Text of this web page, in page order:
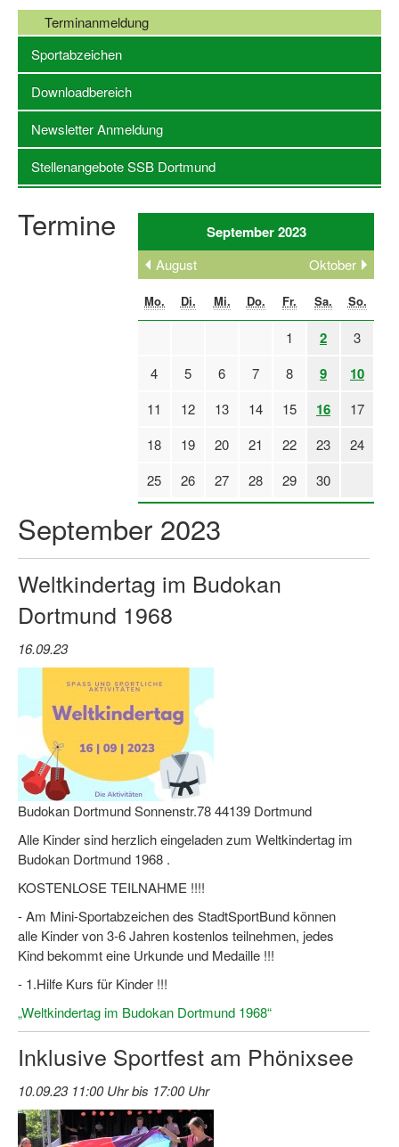
Stellenangebote SSB Dortmund
Vereine
Übungsleiterbörse
Sportanlagen in Dortmund
Olympiabewerbung
Kinderschutz im Sport
Fördermöglichkeiten
Vereinsberatung
Übersicht Qualifizierungswege
Fachtag Bildung braucht Bewegung
Anmeldeformular / Anmeldebedingungen
Bezuschussung Qualifizierung für Dortmunder
Projekte
Open Sports Day
Dortmund lernt Schwimmen
Mädchen in Mannschaftssportarten
Bewegungszwerge
Bewegungskindergarten
Mini-Sportabzeichen
Sportgutschein 4.0
SportartCheck
Sport im Ganztag
Sport vor Ort
Integration durch Sport
Terminanmeldung
Sportabzeichen
Downloadbereich
Newsletter Anmeldung
Stellenangebote SSB Dortmund
September 2023
August Oktober
Mo. Di. Mi. Do. Fr. Sa. So.
1 2
3
4
5 6 7 8 9 10
11 12 13 14 15 16
17
18
19 20 21 22 23
24
25
26 27 28 29 30
Termine
September 2023
Weltkindertag im Budokan
Dortmund 1968
16.09.23
Budokan Dortmund Sonnenstr.78 44139 Dortmund
Alle Kinder sind herzlich eingeladen zum Weltkindertag im
Budokan Dortmund 1968 .
KOSTENLOSE TEILNAHME !!!!
- Am Mini-Sportabzeichen des StadtSportBund können
alle Kinder von 3-6 Jahren kostenlos teilnehmen, jedes
Kind bekommt eine Urkunde und Medaille !!!
- 1.Hilfe Kurs für Kinder !!!
„Weltkindertag im Budokan Dortmund 1968“
Inklusive Sportfest am Phönixsee
10.09.23 11:00 Uhr bis 17:00 Uhr